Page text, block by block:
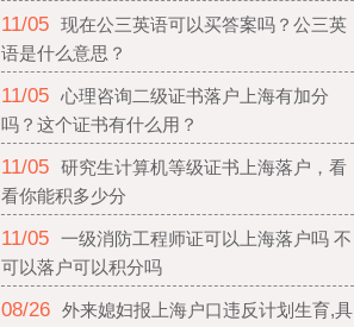
11/05 现在公三英语可以买答案吗？公三英
语是什么意思？
11/05 心理咨询二级证书落户上海有加分
吗？这个证书有什么用？
11/05 研究生计算机等级证书上海落户，看
看你能积多少分
11/05 一级消防工程师证可以上海落户吗 不
可以落户可以积分吗
08/26 外来媳妇报上海户口违反计划生育,具